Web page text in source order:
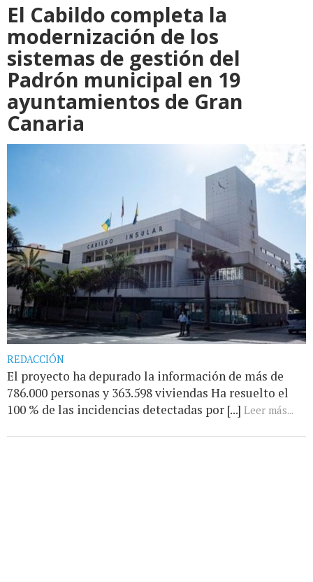
El Cabildo completa la
modernización de los
sistemas de gestión del
Padrón municipal en 19
ayuntamientos de Gran
Canaria
REDACCIÓN
El proyecto ha depurado la información de más de
786.000 personas y 363.598 viviendas Ha resuelto el
100 % de las incidencias detectadas por [...] Leer más...